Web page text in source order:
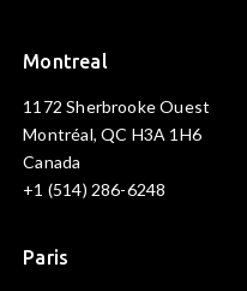
Montreal
1172 Sherbrooke Ouest
Montréal, QC H3A 1H6
Canada
+1 (514) 286-6248
Paris